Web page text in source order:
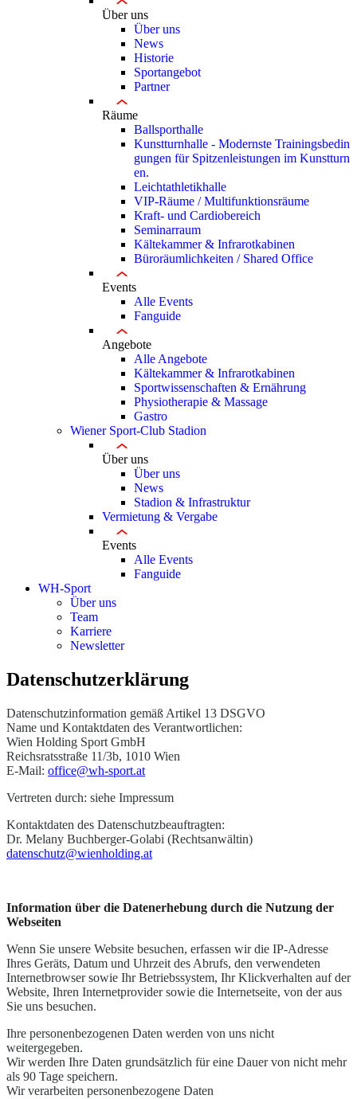
Über uns
Über uns
News
Historie
Sportangebot
Partner
Räume
Ballsporthalle
Kunstturnhalle - Modernste Trainingsbedin
gungen für Spitzenleistungen im Kunstturn
en.
Leichtathletikhalle
VIP-Räume / Multifunktionsräume
Kraft- und Cardiobereich
Seminarraum
Kältekammer & Infrarotkabinen
Büroräumlichkeiten / Shared Office
Events
Alle Events
Fanguide
Angebote
Alle Angebote
Kältekammer & Infrarotkabinen
Sportwissenschaften & Ernährung
Physiotherapie & Massage
Gastro
Wiener Sport-Club Stadion
Über uns
Über uns
News
Stadion & Infrastruktur
Vermietung & Vergabe
Events
Alle Events
Fanguide
WH-Sport
Über uns
Team
Karriere
Newsletter
Datenschutzerklärung
Datenschutzinformation gemäß Artikel 13 DSGVO
Name und Kontaktdaten des Verantwortlichen:
Wien Holding Sport GmbH
Reichsratsstraße 11/3b, 1010 Wien
E-Mail: office@wh-sport.at
Vertreten durch: siehe Impressum
Kontaktdaten des Datenschutzbeauftragten:
Dr. Melany Buchberger-Golabi (Rechtsanwältin)
datenschutz@wienholding.at
Information über die Datenerhebung durch die Nutzung der
Webseiten
Wenn Sie unsere Website besuchen, erfassen wir die IP-Adresse
Ihres Geräts, Datum und Uhrzeit des Abrufs, den verwendeten
Internetbrowser sowie Ihr Betriebssystem, Ihr Klickverhalten auf der
Website, Ihren Internetprovider sowie die Internetseite, von der aus
Sie uns besuchen.
Ihre personenbezogenen Daten werden von uns nicht
weitergegeben.
Wir werden Ihre Daten grundsätzlich für eine Dauer von nicht mehr
als 90 Tage speichern.
Wir verarbeiten personenbezogene Daten